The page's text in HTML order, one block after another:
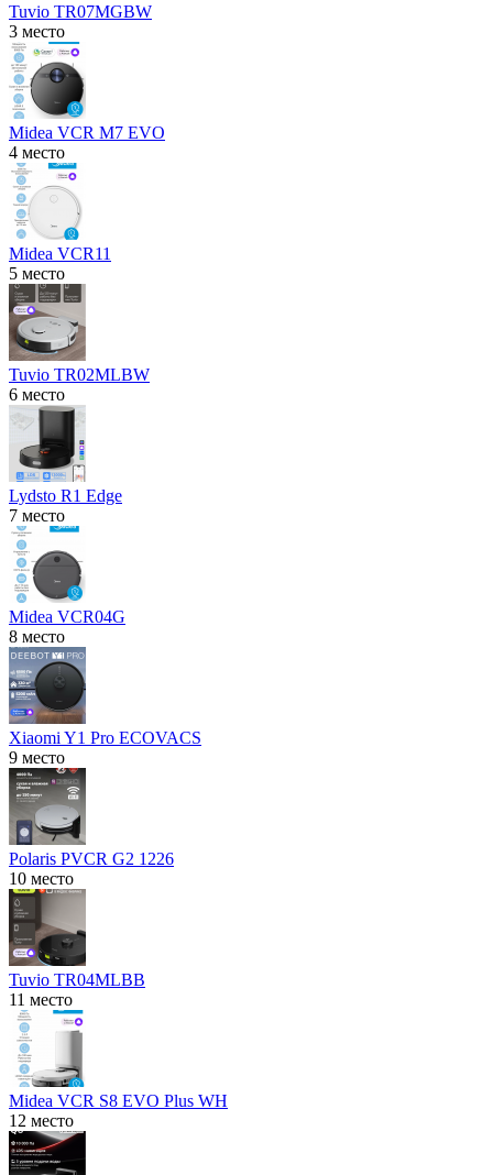
Tuvio TR07MGBW
3 место
Midea VCR M7 EVO
4 место
Midea VCR11
5 место
Tuvio TR02MLBW
6 место
Lydsto R1 Edge
7 место
Midea VCR04G
8 место
Xiaomi Y1 Pro ECOVACS
9 место
Polaris PVCR G2 1226
10 место
Tuvio TR04MLBB
11 место
Midea VCR S8 EVO Plus WH
12 место